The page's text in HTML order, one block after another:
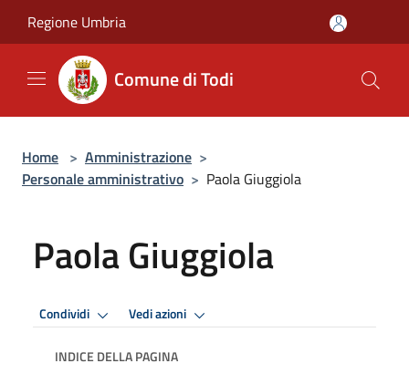
Regione Umbria
Comune di Todi
Home > Amministrazione >
Personale amministrativo > Paola Giuggiola
Paola Giuggiola
Condividi Vedi azioni
INDICE DELLA PAGINA